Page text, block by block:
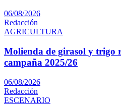
06/08/2026
Redacción
AGRICULTURA
Molienda de girasol y trigo
campaña 2025/26
06/08/2026
Redacción
ESCENARIO